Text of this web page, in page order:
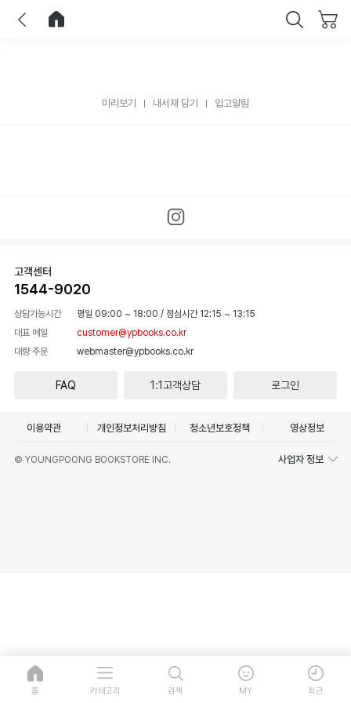
미리보기 내서재 담기 입고알림
고객센터
1544-9020
상담가능시간 평일 09:00 ~ 18:00 / 점심시간 12:15 ~ 13:15
대표 메일
customer@ypbooks.co.kr
대량 주문
webmaster@ypbooks.co.kr
FAQ 1:1고객상담 로그인
이용약관 개인정보처리방침 청소년보호정책 영상정보
© YOUNGPOONG BOOKSTORE INC. 사업자 정보
홈 카테고리 검색 MY 최근